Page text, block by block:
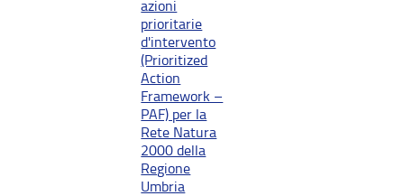
azioni
prioritarie
d'intervento
(Prioritized
Action
Framework –
PAF) per la
Rete Natura
2000 della
Regione
Umbria